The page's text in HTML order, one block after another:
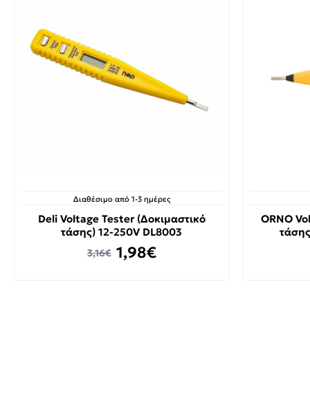
Διαθέσιμο από 1-3 ημέρες
Deli Voltage Tester (Δοκιμαστικό
τάσης) 12-250V DL8003
1,98€
3,16€
ORNO